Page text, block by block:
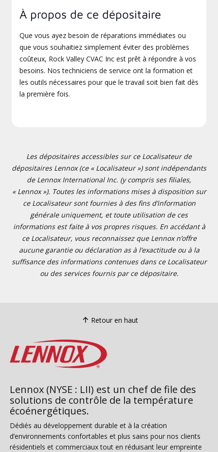
À propos de ce dépositaire
Que vous ayez besoin de réparations immédiates ou
que vous souhaitiez simplement éviter des problèmes
coûteux, Rock Valley CVAC Inc est prêt à répondre à vos
besoins. Nos techniciens de service ont la formation et
les outils nécessaires pour que le travail soit bien fait dès
la première fois.
Les dépositaires accessibles sur ce Localisateur de
dépositaires Lennox (ce « Localisateur ») sont indépendants
de Lennox International Inc. (y compris ses filiales,
« Lennox »). Toutes les informations mises à disposition sur
ce Localisateur sont fournies à des fins d’information
générale uniquement, et toute utilisation de ces
informations est faite à vos propres risques. En accédant à
ce Localisateur, vous reconnaissez que Lennox n’offre
aucune garantie ou déclaration as à l’exactitude ou à la
suffisance des informations contenues dans ce Localisateur
ou des services fournis par ce dépositaire.
Retour en haut
Lennox (NYSE : LII) est un chef de file des
solutions de contrôle de la température
écoénergétiques.
Dédiés au développement durable et à la création
d’environnements confortables et plus sains pour nos clients
résidentiels et commerciaux tout en réduisant leur empreinte